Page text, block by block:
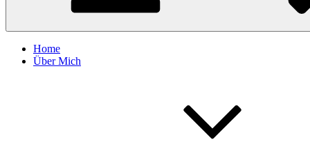
Home
Über Mich